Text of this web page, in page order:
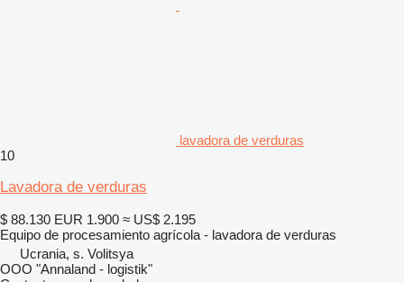
lavadora de verduras
10
Lavadora de verduras
$ 88.130 EUR 1.900 ≈ US$ 2.195
Equipo de procesamiento agrícola - lavadora de verduras
Ucrania, s. Volitsya
OOO "Annaland - logistik"